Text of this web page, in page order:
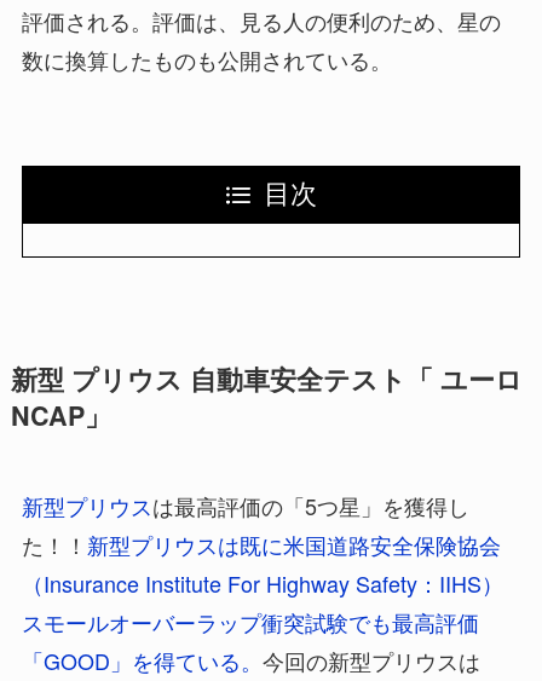
評価される。評価は、見る人の便利のため、星の
数に換算したものも公開されている。
目次
新型 プリウス 自動車安全テスト「 ユーロ
NCAP」
新型プリウスは最高評価の「5つ星」を獲得し
た！！ 新型プリウスは既に米国道路安全保険協会
（Insurance Institute For Highway Safety：IIHS）
スモールオーバーラップ衝突試験でも最高評価
「GOOD」を得ている。 今回の新型プリウスは